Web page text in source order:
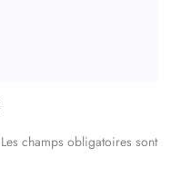
Les champs obligatoires sont